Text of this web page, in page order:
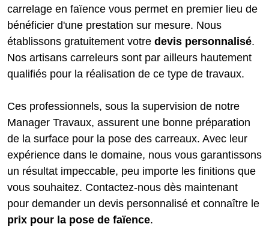
carrelage en faïence vous permet en premier lieu de
bénéficier d'une prestation sur mesure. Nous
établissons gratuitement votre devis personnalisé.
Nos artisans carreleurs sont par ailleurs hautement
qualifiés pour la réalisation de ce type de travaux.
Ces professionnels, sous la supervision de notre
Manager Travaux, assurent une bonne préparation
de la surface pour la pose des carreaux. Avec leur
expérience dans le domaine, nous vous garantissons
un résultat impeccable, peu importe les finitions que
vous souhaitez. Contactez-nous dès maintenant
pour demander un devis personnalisé et connaître le
prix pour la pose de faïence.